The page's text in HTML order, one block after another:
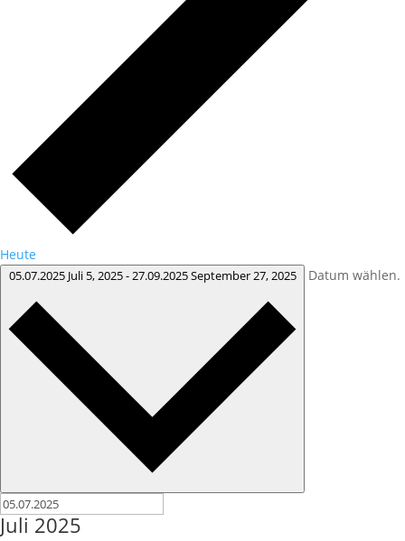
Heute
05.07.2025 Juli 5, 2025-27.09.2025September 27, 2025 Datum wählen.
Juli 2025